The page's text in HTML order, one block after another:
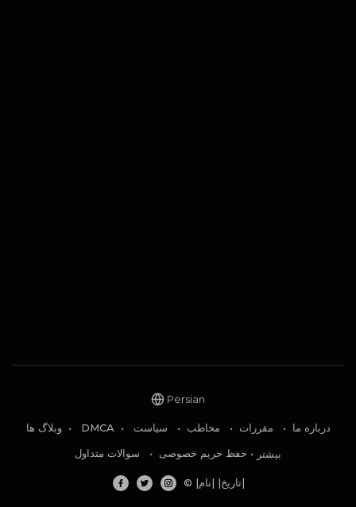
Persian
وبلاگ ها• DMCA • درباره ما • مقررات • مخاطب • سیاست
حفظ حریم خصوصی • سوالات متداول • بیشتر
© |تاریخ| |نام|